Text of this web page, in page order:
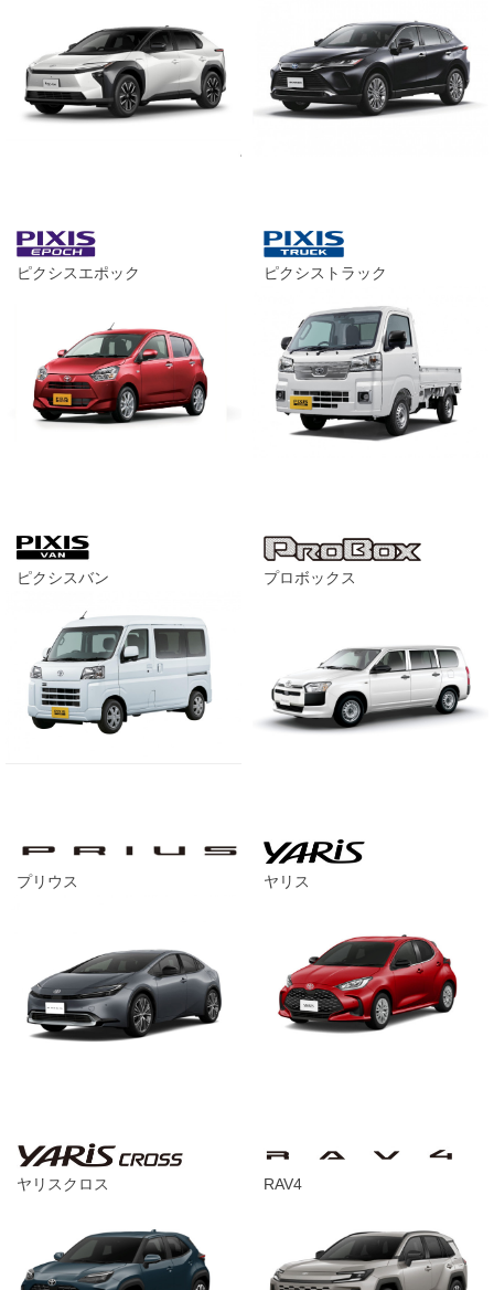
ピクシスエポック ピクシストラック
ピクシスバン プロボックス
プリウス ヤリス
ヤリスクロス RAV4